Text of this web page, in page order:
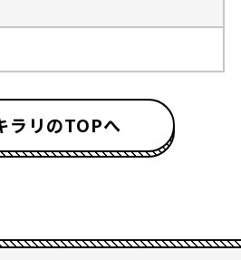
ラリのTOPへ